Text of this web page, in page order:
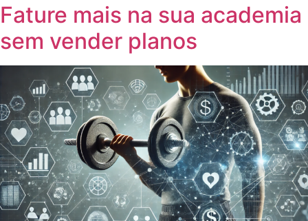
Fature mais na sua academia
sem vender planos